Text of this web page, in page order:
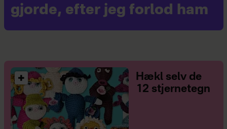
gjorde, efter jeg forlod ham
Hækl selv de
12 stjernetegn